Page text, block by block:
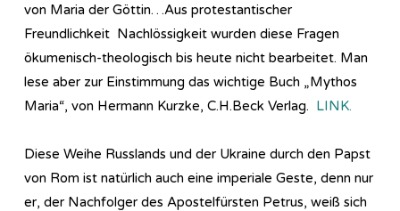
von Maria der Göttin…Aus protestantischer
Freundlichkeit Nachlössigkeit wurden diese Fragen
ökumenisch-theologisch bis heute nicht bearbeitet. Man
lese aber zur Einstimmung das wichtige Buch „Mythos
Maria“, von Hermann Kurzke, C.H.Beck Verlag. LINK.
Diese Weihe Russlands und der Ukraine durch den Papst
von Rom ist natürlich auch eine imperiale Geste, denn nur
er, der Nachfolger des Apostelfürsten Petrus, weiß sich